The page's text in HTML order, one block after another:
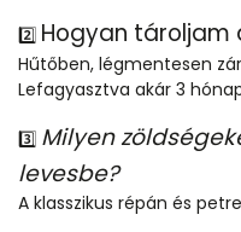
2️⃣ Hogyan tároljam
Hűtőben, légmentesen
Lefagyasztva akár 3
3️⃣ Milyen
levesbe?
A klasszikus répán és